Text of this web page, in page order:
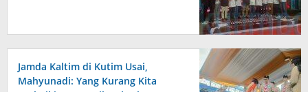
Jamda Kaltim di Kutim Usai,
Mahyunadi: Yang Kurang Kita